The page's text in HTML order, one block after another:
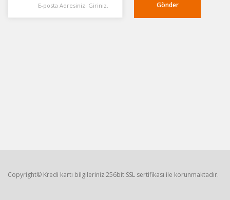
Gönder
Copyright© Kredi kartı bilgileriniz 256bit SSL sertifikası ile korunmaktadır.